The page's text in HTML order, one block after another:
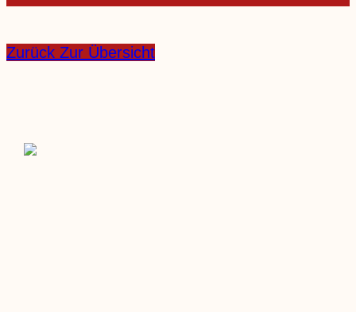
Zurück Zur Übersicht